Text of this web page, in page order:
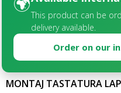
This product can be
delivery available.
Order on our
MONTAJ TASTATURA